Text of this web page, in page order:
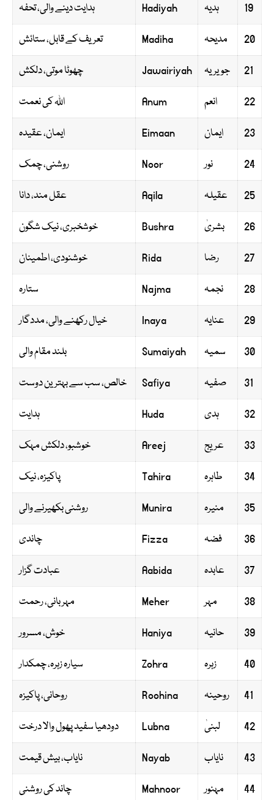
19 ہدیہ Hadiyah ہدایت دینے والی، تحفہ
20 مدیحہ Madiha تعریف کے قابل، ستائش
21 جویریہ Jawairiyah چھوٹا موتی، دلکش
22 انعم Anum اللہ کی نعمت
23 ایمان Eimaan ایمان، عقیدہ
24 نور Noor روشنی، چمک
25 عقیلہ Aqila عقل مند، دانا
26 بشریٰ Bushra خوشخبری، نیک شگون
27 رضا Rida خوشنودی، اطمینان
28 نجمہ Najma ستارہ
29 عنایہ Inaya خیال رکھنے والی، مددگار
30 سمیہ Sumaiyah بلند مقام والی
31 صفیہ Safiya خالص، سب سے بہترین دوست
32 ہدی Huda ہدایت
33 عریج Areej خوشبو، دلکش مہک
34 طاہرہ Tahira پاکیزہ، نیک
35 منیرہ Munira روشنی بکھیرنے والی
36 فضہ Fizza چاندی
37 عابدہ Aabida عبادت گزار
38 مہر Meher مہربانی، رحمت
39 حانیہ Haniya خوش، مسرور
40 زہرہ Zohra سیارہ زہرہ، چمکدار
41 روحینہ Roohina روحانی، پاکیزہ
42 لبنیٰ Lubna دودھیا سفید پھول والا درخت
43 نایاب Nayab نایاب، بیش قیمت
44 مہنور Mahnoor چاند کی روشنی